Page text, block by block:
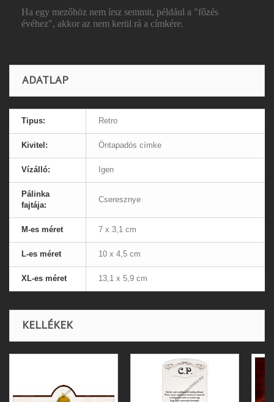
Ha egy mezőhöz nem írsz semmit, például a "főzés
évéhez", akkor az nem kerül rá a címkére.
ADATLAP
Tipus: Retro
Kivitel: Öntapadós címke
Vízálló: Igen
Pálinka
fajtája:
Cseresznye
M-es méret 7 x 3,1 cm
L-es méret 10 x 4,5 cm
XL-es méret 13,1 x 5,9 cm
KELLÉKEK